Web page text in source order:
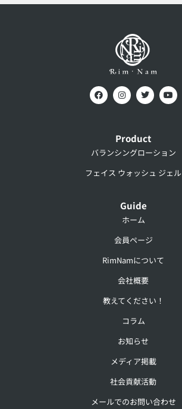
Product
バランシングローション
フェイス ウォッシュ ジェル
Guide
ホーム
会員ページ
RimNamについて
会社概要
教えてください！
コラム
お知らせ
メディア掲載
社会貢献活動
メールでのお問い合わせ